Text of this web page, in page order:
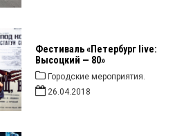
Фестиваль «Петербург live:
Высоцкий — 80»
Городские мероприятия.
26.04.2018